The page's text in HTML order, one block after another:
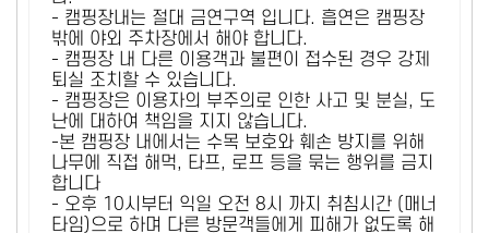
- 캠핑장내는 절대 금연구역 입니다. 흡연은 캠핑장
밖에 야외 주차장에서 해야 합니다.
- 캠핑장 내 다른 이용객과 불편이 접수된 경우 강제
퇴실 조치할 수 있습니다.
- 캠핑장은 이용자의 부주의로 인한 사고 및 분실, 도
난에 대하여 책임을 지지 않습니다.
-본 캠핑장 내에서는 수목 보호와 훼손 방지를 위해
나무에 직접 해먹, 타프, 로프 등을 묶는 행위를 금지
합니다
- 오후 10시부터 익일 오전 8시 까지 취침시간 (매너
타임)으로 하며 다른 방문객들에게 피해가 없도록 해